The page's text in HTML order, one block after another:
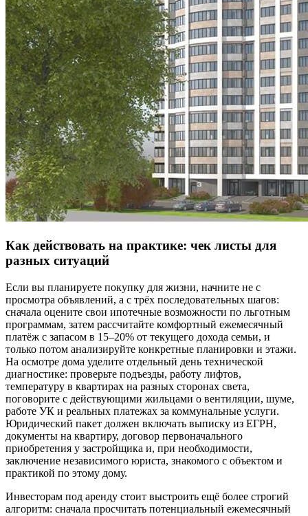
Как действовать на практике: чек листы для
разных ситуаций
Если вы планируете покупку для жизни, начните не с
просмотра объявлений, а с трёх последовательных шагов:
сначала оцените свои ипотечные возможности по льготным
программам, затем рассчитайте комфортный ежемесячный
платёж с запасом в 15–20% от текущего дохода семьи, и
только потом анализируйте конкретные планировки и этажи.
На осмотре дома уделите отдельный день технической
диагностике: проверьте подъезды, работу лифтов,
температуру в квартирах на разных сторонах света,
поговорите с действующими жильцами о вентиляции, шуме,
работе УК и реальных платежах за коммунальные услуги.
Юридический пакет должен включать выписку из ЕГРН,
документы на квартиру, договор первоначального
приобретения у застройщика и, при необходимости,
заключение независимого юриста, знакомого с объектом и
практикой по этому дому.
Инвесторам под аренду стоит выстроить ещё более строгий
алгоритм: сначала просчитать потенциальный ежемесячный